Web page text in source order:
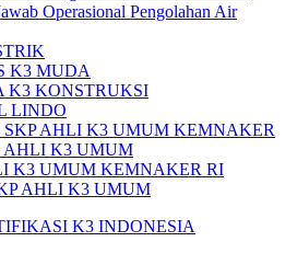
Operasional Pengolahan Air
K3 MUDA
K3 KONSTRUKSI
LINDO
SKP AHLI K3 UMUM KEMNAKER
AHLI K3 UMUM
K3 UMUM KEMNAKER RI
AHLI K3 UMUM
K3 INDONESIA